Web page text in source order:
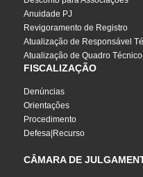
Anuidade PJ
Revigoramento de Registro
Atualização de Responsável
Atualização de Quadro Técnico
FISCALIZAÇÃO
Denúncias
Orientações
Procedimento
Defesa|Recurso
CÂMARA DE